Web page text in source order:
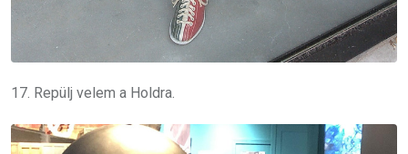
17. Repülj velem a Holdra.